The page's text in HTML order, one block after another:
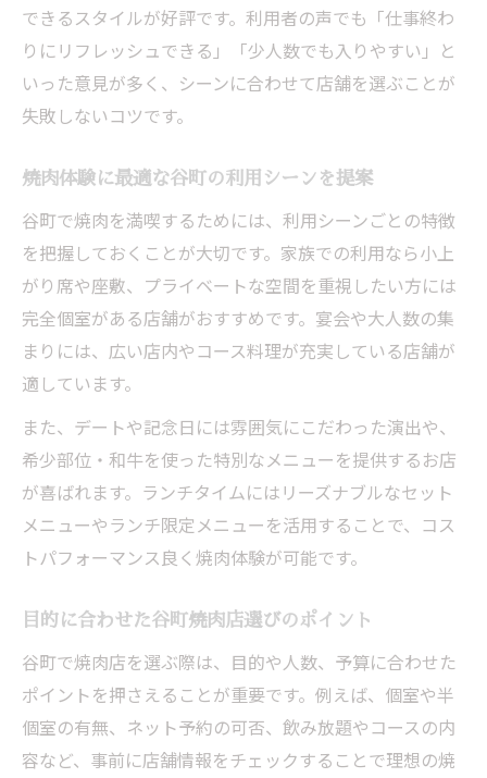
できるスタイルが好評です。利用者の声でも「仕事終わ
りにリフレッシュできる」「少人数でも入りやすい」と
いった意見が多く、シーンに合わせて店舗を選ぶことが
失敗しないコツです。
焼肉体験に最適な谷町の利用シーンを提案
谷町で焼肉を満喫するためには、利用シーンごとの特徴
を把握しておくことが大切です。家族での利用なら小上
がり席や座敷、プライベートな空間を重視したい方には
完全個室がある店舗がおすすめです。宴会や大人数の集
まりには、広い店内やコース料理が充実している店舗が
適しています。
また、デートや記念日には雰囲気にこだわった演出や、
希少部位・和牛を使った特別なメニューを提供するお店
が喜ばれます。ランチタイムにはリーズナブルなセット
メニューやランチ限定メニューを活用することで、コス
トパフォーマンス良く焼肉体験が可能です。
目的に合わせた谷町焼肉店選びのポイント
谷町で焼肉店を選ぶ際は、目的や人数、予算に合わせた
ポイントを押さえることが重要です。例えば、個室や半
個室の有無、ネット予約の可否、飲み放題やコースの内
容など、事前に店舗情報をチェックすることで理想の焼